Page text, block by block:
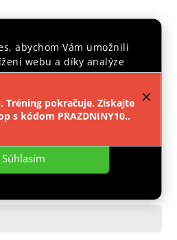
abychom Vám umožnili
webu a díky analýze
zlepšovali jeho funkce,
Nastavenie
Súhlasím
Tréning pokračuje. Získajte
s kódom PRAZDNINY10..